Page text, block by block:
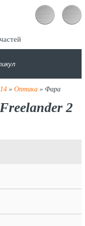
» Оптика» Фара
2